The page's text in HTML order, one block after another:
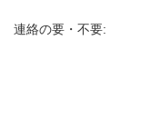
連絡の要・不要: